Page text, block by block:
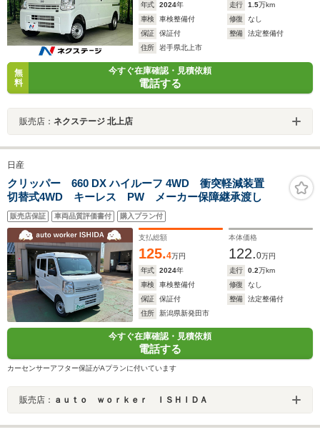
年式
2024年 走行 1.5万km
車検
車検整備付 修復
なし
保証
保証付 整備
法定整備付
住所
岩手県北上市
無
料
今すぐ在庫確認・見積依頼
電話する
販売店： ネクステージ 北上店
日産
クリッパー 660 DX ハイルーフ 4WD 衝突軽減装置
切替式4WD キーレス PW メーカー保障継承渡し
販売店保証 車両品質評価書付 購入プラン付
支払総額
125.4万円
本体価格
122.0万円
年式
2024年 走行 0.2万km
車検
車検整備付 修復
なし
保証
保証付 整備
法定整備付
住所
新潟県新発田市
今すぐ在庫確認・見積依頼
電話する
カーセンサーアフター保証がAプランに付いています
販売店： ａｕｔｏ ｗｏｒｋｅｒ ＩＳＨＩＤＡ